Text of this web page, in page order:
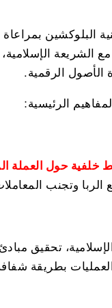
بمراعاة
الشريعة
الأصول الرقمية.
الرئيسية:
خلفية حول العملة
وتجنب
تحقيق
بطريقة شفافة